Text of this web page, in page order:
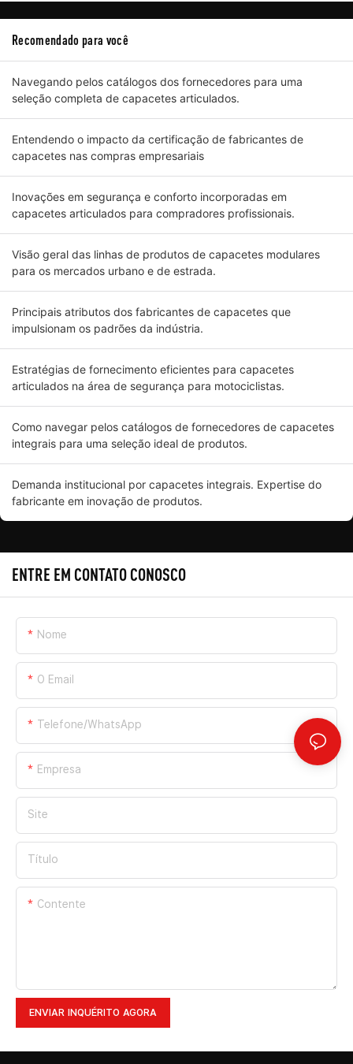
Recomendado para você
Navegando pelos catálogos dos fornecedores para uma
seleção completa de capacetes articulados.
Entendendo o impacto da certificação de fabricantes de
capacetes nas compras empresariais
Inovações em segurança e conforto incorporadas em
capacetes articulados para compradores profissionais.
Visão geral das linhas de produtos de capacetes modulares
para os mercados urbano e de estrada.
Principais atributos dos fabricantes de capacetes que
impulsionam os padrões da indústria.
Estratégias de fornecimento eficientes para capacetes
articulados na área de segurança para motociclistas.
Como navegar pelos catálogos de fornecedores de capacetes
integrais para uma seleção ideal de produtos.
Demanda institucional por capacetes integrais. Expertise do
fabricante em inovação de produtos.
ENTRE EM CONTATO CONOSCO
Nome
O Email
Telefone/WhatsApp
Empresa
Site
Título
Contente
ENVIAR INQUÉRITO AGORA